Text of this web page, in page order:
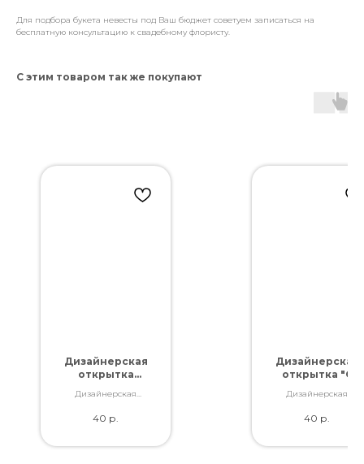
Для подбора букета невесты под Ваш бюджет советуем записаться на
бесплатную консультацию к свадебному флористу.
С этим товаром так же покупают
Дизайнерская
открытка
любимой"
Дизайнерская
качество. Дополнит
40 р.
Дизайнерская
открытка "С
тебя!"
Дизайнерская
качество. Дополнит
40 р.